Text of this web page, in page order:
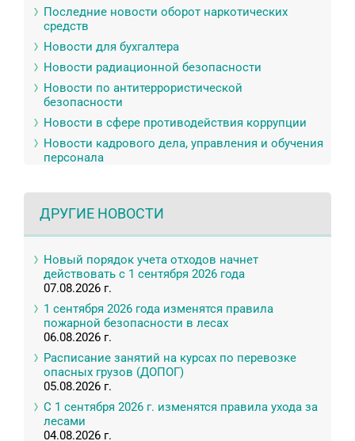
Последние новости оборот наркотических
средств
Новости для бухгалтера
Новости радиационной безопасности
Новости по антитеррористической
безопасности
Новости в сфере противодействия коррупции
Новости кадрового дела, управления и обучения
персонала
ДРУГИЕ НОВОСТИ
Новый порядок учета отходов начнет
действовать с 1 сентября 2026 года
07.08.2026 г.
1 сентября 2026 года изменятся правила
пожарной безопасности в лесах
06.08.2026 г.
Расписание занятий на курсах по перевозке
опасных грузов (ДОПОГ)
05.08.2026 г.
С 1 сентября 2026 г. изменятся правила ухода за
лесами
04.08.2026 г.